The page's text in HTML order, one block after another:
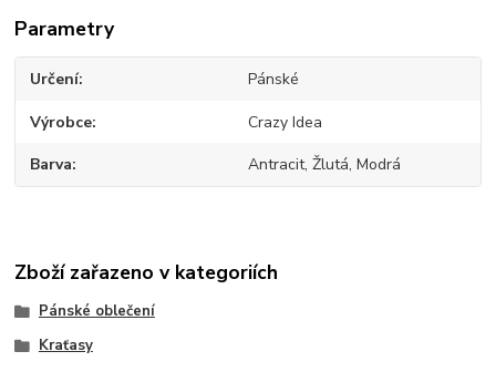
Parametry
Určení Pánské
Výrobce Crazy Idea
Barva Antracit, Žlutá, Modrá
Zboží zařazeno v kategoriích
Pánské oblečení
Kraťasy